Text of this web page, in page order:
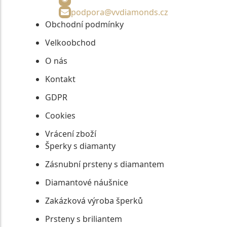
podpora@vvdiamonds.cz
Obchodní podmínky
Velkoobchod
O nás
Kontakt
GDPR
Cookies
Vrácení zboží
Šperky s diamanty
Zásnubní prsteny s diamantem
Diamantové náušnice
Zakázková výroba šperků
Prsteny s briliantem